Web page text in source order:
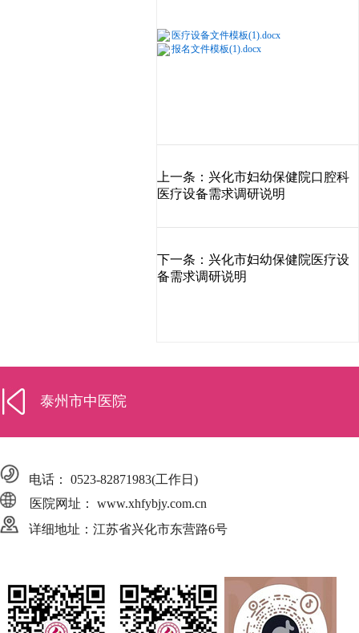
医疗设备文件模板(1).docx
报名文件模板(1).docx
上一条：兴化市妇幼保健院口腔科
医疗设备需求调研说明
下一条：兴化市妇幼保健院医疗设
备需求调研说明
泰州市中医院
电话： 0523-82871983(工作日)
医院网址： www.xhfybjy.com.cn
详细地址：江苏省兴化市东营路6号